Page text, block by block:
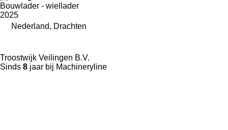
Bouwlader - wiellader
2025
Nederland, Drachten
Troostwijk Veilingen B.V.
Sinds 8 jaar bij Machineryline